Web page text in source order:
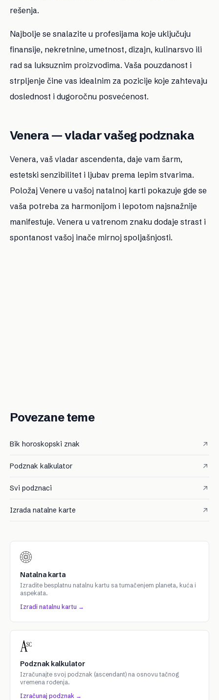
rešenja.
Najbolje se snalazite u profesijama koje uključuju
finansije, nekretnine, umetnost, dizajn, kulinarsvo ili
rad sa luksuznim proizvodima. Vaša pouzdanost i
strpljenje čine vas idealnim za pozicije koje zahtevaju
doslednost i dugoročnu posvećenost.
Venera — vladar vašeg podznaka
Venera, vaš vladar ascendenta, daje vam šarm,
estetski senzibilitet i ljubav prema lepim stvarima.
Položaj Venere u vašoj natalnoj karti pokazuje gde se
vaša potreba za harmonijom i lepotom najsnažnije
manifestuje. Venera u vatrenom znaku dodaje strast i
spontanost vašoj inače mirnoj spoljašnjosti.
Povezane teme
Bik horoskopski znak
Podznak kalkulator
Svi podznaci
Izrada natalne karte
Natalna karta
Izradite besplatnu natalnu kartu sa tumačenjem planeta, kuća i
aspekata.
Izradi natalnu kartu →
Podznak kalkulator
Izračunajte svoj podznak (ascendant) na osnovu tačnog
vremena rođenja.
Izračunaj podznak →